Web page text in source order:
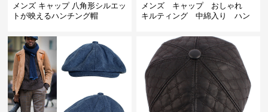
メンズ キャップ 八角形シルエッ
トが映えるハンチング帽
メンズ キャップ おしゃれ
キルティング 中綿入り ハン